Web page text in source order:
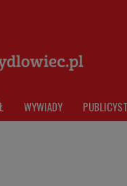
WYWIADY